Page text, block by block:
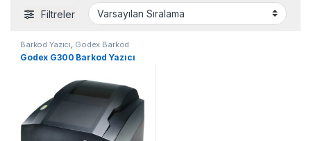
Filtreler
Barkod Yazıcı Godex Barkod
Godex G300 Barkod Yazıcı